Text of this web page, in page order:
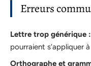
Erreurs
Lettre trop générique :
pourraient s’appliquer
Orthographe et